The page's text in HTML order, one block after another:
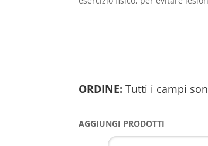
ORDINE: Tutti i campi
AGGIUNGI PRODOTTI